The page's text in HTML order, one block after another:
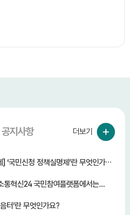
공지사항
‘국민신청 정책실명제’란 무엇인가
통혁신24 국민참여플랫폼에서는....
터’란 무엇인가요?
더보기